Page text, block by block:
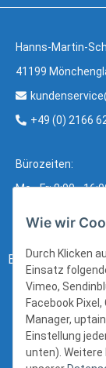
Hanns-Martin-
41199
+49 (0) 2166
Bürozeiten:
Mo - Fr: 8:00 -
Bezahlung:
Wie wir
Durch Klicken
Einsatz
Vimeo,
Facebook
Manager,
Einstellung
unten). Weitere